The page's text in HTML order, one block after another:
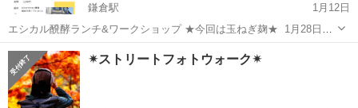
鎌倉駅
1月12日
エシカル醗酵ランチ&ワークショップ ★今回は玉ねぎ麹★ ⁡ 1月28日
(木)11時から kokoyoku鎌倉にて開催します。 ⁡ 世界に誇る発酵調味料
今回は玉ねぎ麹を作ります この調味料はすごい便利✨🎵 発酵ランチ付
き❣️...
神奈川 鎌倉市 鎌倉駅 ワークショップ
✴︎ストリートフォトウォーク✴︎